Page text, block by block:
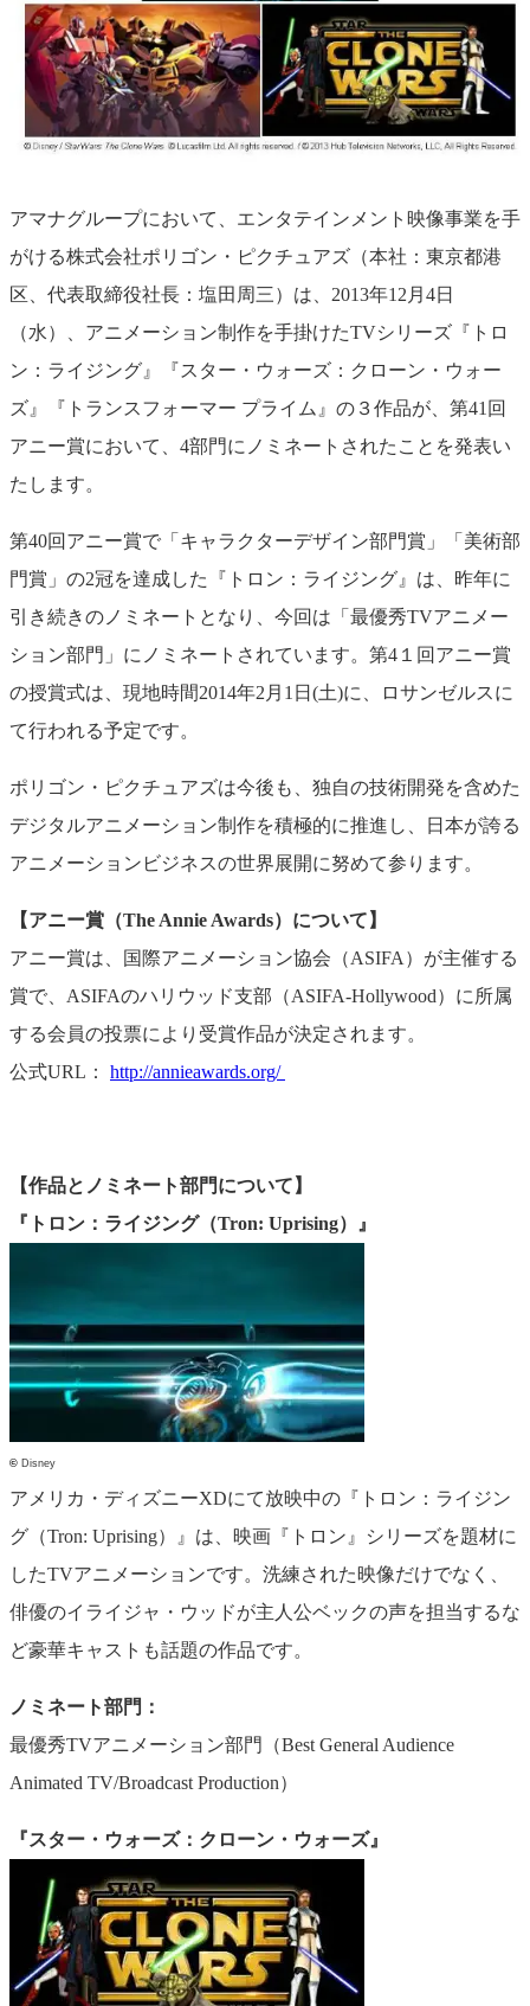
アマナグループにおいて、エンタテインメント映像事業を手
がける株式会社ポリゴン・ピクチュアズ（本社：東京都港
区、代表取締役社長：塩田周三）は、2013年12月4日
（水）、アニメーション制作を手掛けたTVシリーズ『トロ
ン：ライジング』『スター・ウォーズ：クローン・ウォー
ズ』『トランスフォーマー プライム』の３作品が、第41回
アニー賞において、4部門にノミネートされたことを発表い
たします。
第40回アニー賞で「キャラクターデザイン部門賞」「美術部
門賞」の2冠を達成した『トロン：ライジング』は、昨年に
引き続きのノミネートとなり、今回は「最優秀TVアニメー
ション部門」にノミネートされています。第4１回アニー賞
の授賞式は、現地時間2014年2月1日(土)に、ロサンゼルスに
て行われる予定です。
ポリゴン・ピクチュアズは今後も、独自の技術開発を含めた
デジタルアニメーション制作を積極的に推進し、日本が誇る
アニメーションビジネスの世界展開に努めて参ります。
【アニー賞（The Annie Awards）について】
アニー賞は、国際アニメーション協会（ASIFA）が主催する
賞で、ASIFAのハリウッド支部（ASIFA-Hollywood）に所属
する会員の投票により受賞作品が決定されます。
公式URL： http://annieawards.org/
【作品とノミネート部門について】
『トロン：ライジング（Tron: Uprising）』
© Disney
アメリカ・ディズニーXDにて放映中の『トロン：ライジン
グ（Tron: Uprising）』は、映画『トロン』シリーズを題材に
したTVアニメーションです。洗練された映像だけでなく、
俳優のイライジャ・ウッドが主人公ベックの声を担当するな
ど豪華キャストも話題の作品です。
ノミネート部門：
最優秀TVアニメーション部門（Best General Audience
Animated TV/Broadcast Production）
『スター・ウォーズ：クローン・ウォーズ』